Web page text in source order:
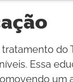
Essa